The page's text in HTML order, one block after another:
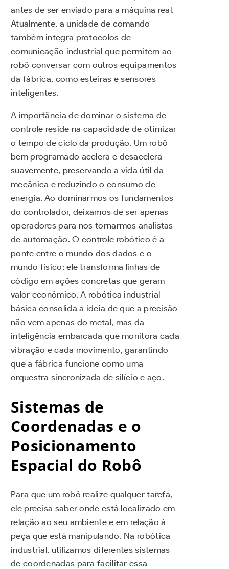
antes de ser enviado para a máquina real.
Atualmente, a unidade de comando
também integra protocolos de
comunicação industrial que permitem ao
robô conversar com outros equipamentos
da fábrica, como esteiras e sensores
inteligentes.
A importância de dominar o sistema de
controle reside na capacidade de otimizar
o tempo de ciclo da produção. Um robô
bem programado acelera e desacelera
suavemente, preservando a vida útil da
mecânica e reduzindo o consumo de
energia. Ao dominarmos os fundamentos
do controlador, deixamos de ser apenas
operadores para nos tornarmos analistas
de automação. O controle robótico é a
ponte entre o mundo dos dados e o
mundo físico; ele transforma linhas de
código em ações concretas que geram
valor econômico. A robótica industrial
básica consolida a ideia de que a precisão
não vem apenas do metal, mas da
inteligência embarcada que monitora cada
vibração e cada movimento, garantindo
que a fábrica funcione como uma
orquestra sincronizada de silício e aço.
Sistemas de
Coordenadas e o
Posicionamento
Espacial do Robô
Para que um robô realize qualquer tarefa,
ele precisa saber onde está localizado em
relação ao seu ambiente e em relação à
peça que está manipulando. Na robótica
industrial, utilizamos diferentes sistemas
de coordenadas para facilitar essa